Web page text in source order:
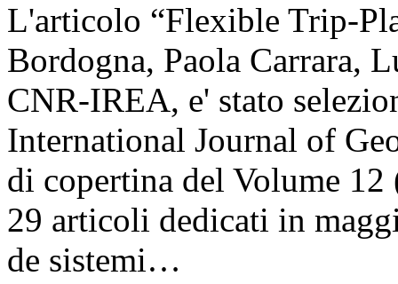
L'articolo “Flexible Trip-
Bordogna, Paola Carrara,
CNR-IREA, e' stato
International Journal of
di copertina del Volume
29 articoli dedicati in
de sistemi…